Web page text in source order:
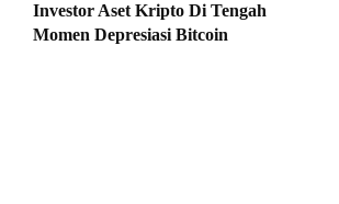
Investor Aset Kripto Di Tengah
Momen Depresiasi Bitcoin